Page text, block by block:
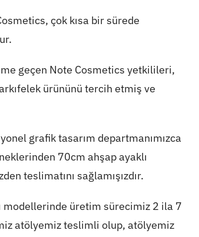
çok kısa bir sürede
geçen Note Cosmetics yetkilileri,
ürününü tercih etmiş ve
grafik tasarım departmanımızca
70cm ahşap ayaklı
teslimatını sağlamışızdır.
modellerinde üretim sürecimiz 2 ila 7
atölyemiz teslimli olup, atölyemiz